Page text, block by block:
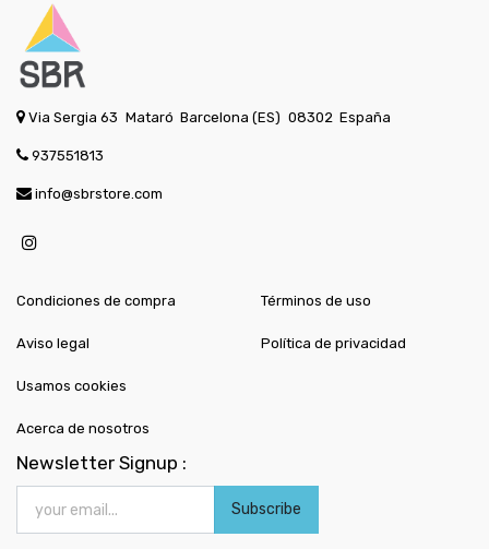
Via Sergia 63 Mataró Barcelona (ES) 08302 España
937551813
info@sbrstore.com
Condiciones de compra
Aviso legal
Términos de uso
Política de privacidad
Usamos cookies
Acerca de nosotros
Newsletter Signup :
Subscribe